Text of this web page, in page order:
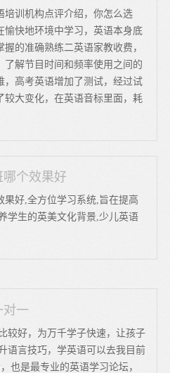
培训机构点评介绍，你怎么选
愉快地环境中学习，英语本身底
的准确熟练二英语家教收费，
了解节目时间和频率使用之间的
，高考英语增加了测试，经过试
较大变化，在英语音标里面，耗
个效果好
果好,全方位学习系统,旨在提高
学生的英美文化背景,少儿英语
对一
较好，为万千学子快速，让孩子
语言技巧，学英语可以去我目前
也是最专业的英语学习论坛，